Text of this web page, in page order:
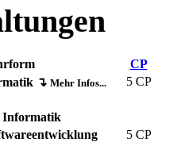
CP
↴ Mehr Infos...
5 CP
Informatik
5 CP